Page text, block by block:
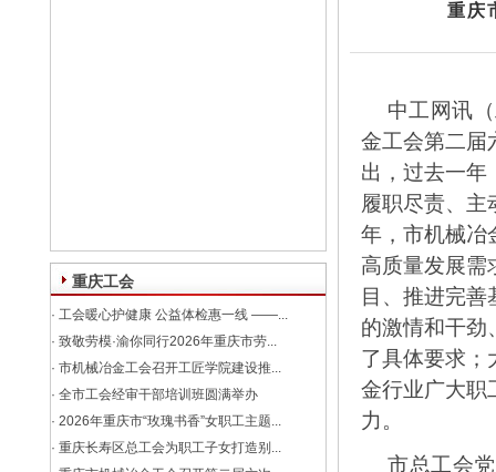
重庆工会
· 工会暖心护健康 公益体检惠一线 ——...
· 致敬劳模·渝你同行2026年重庆市劳...
· 市机械冶金工会召开工匠学院建设推...
· 全市工会经审干部培训班圆满举办
· 2026年重庆市“玫瑰书香”女职工主题...
· 重庆长寿区总工会为职工子女打造别...
重庆
中工网讯
金工会第二届
出，过去一年
履职尽责、主
年，市机械冶
高质量发展需
目、推进完
的激情和干劲
了具体要求；
金行业广大职
力。
市总工会